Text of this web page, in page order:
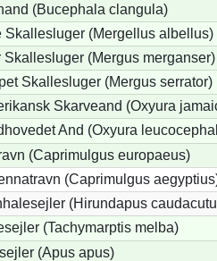
(Bucephala clangula)
Skallesluger (Mergellus albellus)
Skallesluger (Mergus merganser)
Skallesluger (Mergus serrator)
Skarveand (Oxyura
And (Oxyura
(Caprimulgus europaeus)
(Caprimulgus
(Hirundapus
(Tachymarptis melba)
(Apus apus)